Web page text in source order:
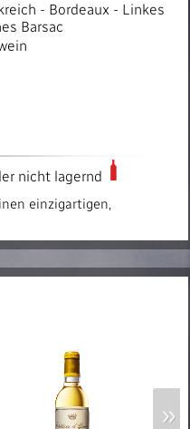
- Bordeaux - Linkes
Barsac
nicht lagernd
einzigartigen,
»